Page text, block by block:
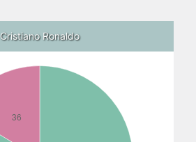
Cristiano Ronaldo